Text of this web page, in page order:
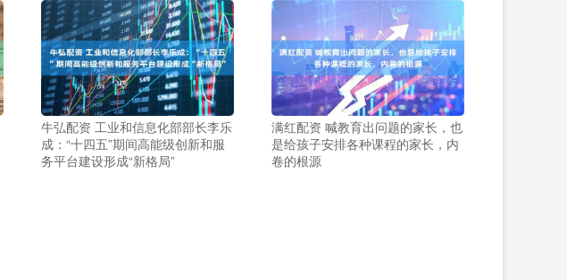
牛弘配资 工业和信息化部部长李乐
成：“十四五”期间高能级创新和服
务平台建设形成“新格局”
满红配资 喊教育出问题的家长，也
是给孩子安排各种课程的家长，内
卷的根源